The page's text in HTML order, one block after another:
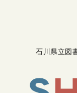
石川県立図